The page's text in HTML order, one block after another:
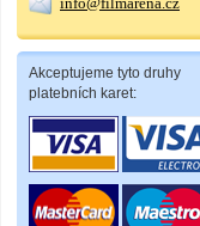
Akceptujeme tyto druhy
platebních karet: